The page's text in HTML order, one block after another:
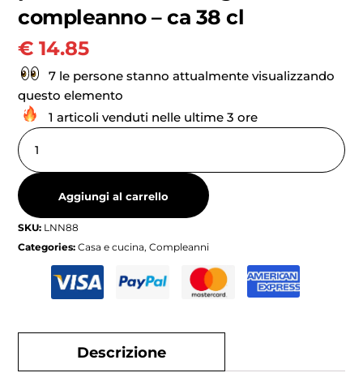
compleanno – ca 38 cl
€ 14.85
7 le persone stanno attualmente visualizzando
questo elemento
1 articoli venduti nelle ultime 3 ore
Aggiungi al carrello
SKU: LNN88
Categories:Casa e cucina,Compleanni
Descrizione